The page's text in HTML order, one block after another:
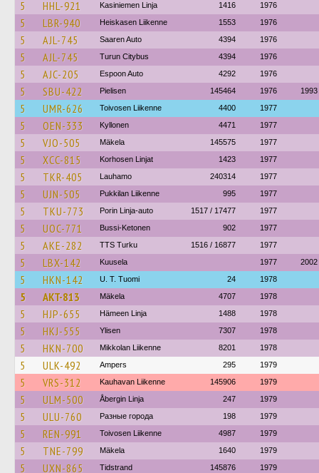
5 HHL-921 Kasiniemen Linja 1416 1976
5 LBR-940 Heiskasen Liikenne 1553 1976
5 AJL-745 Saaren Auto 4394 1976
5 AJL-745 Turun Citybus 4394 1976
5 AJC-205 Espoon Auto 4292 1976
5 SBU-422 Pielisen 145464 1976 1993
5 UMR-626 Toivosen Liikenne 4400 1977
5 OEN-333 Kyllonen 4471 1977
5 VJO-505 Mäkela 145575 1977
5 XCC-815 Korhosen Linjat 1423 1977
5 TKR-405 Lauhamo 240314 1977
5 UJN-505 Pukkilan Liikenne 995 1977
5 TKU-773 Porin Linja-auto 1517 / 17477 1977
5 UOC-771 Bussi-Ketonen 902 1977
5 AKE-282 TTS Turku 1516 / 16877 1977
5 LBX-142 Kuusela 1977 2002
5 HKN-142 U. T. Tuomi 24 1978
5 AKT-813 Mäkela 4707 1978
5 HJP-655 Hämeen Linja 1488 1978
5 HKJ-555 Ylisen 7307 1978
5 HKN-700 Mikkolan Liikenne 8201 1978
5 ULK-492 Ampers 295 1979
5 VRS-312 Kauhavan Liikenne 145906 1979
5 ULM-500 Åbergin Linja 247 1979
5 ULU-760 Разные города 198 1979
5 REN-991 Toivosen Liikenne 4987 1979
5 TNE-799 Mäkela 1640 1979
5 UXN-865 Tidstrand 145876 1979